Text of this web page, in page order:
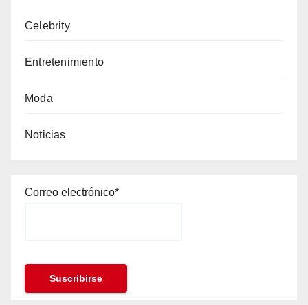
Celebrity
Entretenimiento
Moda
Noticias
Correo electrónico*